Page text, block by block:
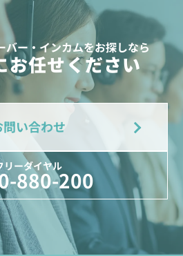
バー・インカムをお探しなら
お任せください
問い合わせ
リーダイヤル
880-200